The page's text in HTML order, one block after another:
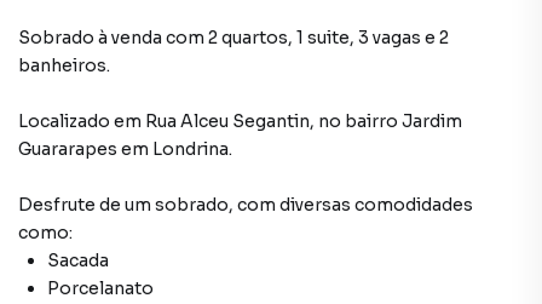
Sala
Sala de estar
Sobrado à venda com 2 quartos, 1 suite, 3 vagas e 2
banheiros.
Localizado em Rua Alceu Segantin, no bairro Jardim
Guararapes em Londrina.
Desfrute de um sobrado, com diversas comodidades
como:
Sacada
Porcelanato